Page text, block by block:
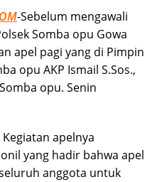
-Sebelum mengawali
Somba opu Gowa
apel pagi yang di Pimpin
opu AKP Ismail S.Sos.,
opu. Senin
apelnya
yang hadir bahwa apel
anggota untuk